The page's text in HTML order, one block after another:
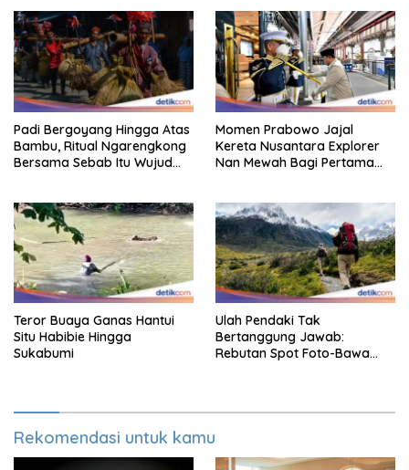
Padi Bergoyang Hingga Atas
Bambu, Ritual Ngarengkong
Bersama Sebab Itu Wujud
Momen Prabowo Jajal
Kereta Nusantara Explorer
Nan Mewah Bagi Pertama
Teror Buaya Ganas Hantui
Situ Habibie Hingga
Sukabumi
Ulah Pendaki Tak
Bertanggung Jawab:
Rebutan Spot Foto-Bawa
Rekomendasi untuk kamu